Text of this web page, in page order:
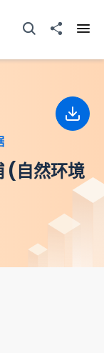
打开搜寻器分享至
(自然环境
下载